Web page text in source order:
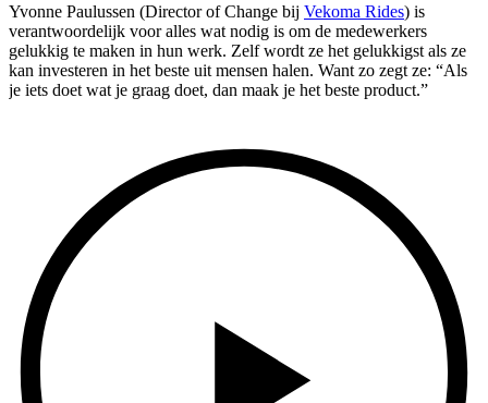
Yvonne Paulussen (Director of Change bij Vekoma Rides) is
verantwoordelijk voor alles wat nodig is om de medewerkers
gelukkig te maken in hun werk. Zelf wordt ze het gelukkigst als ze
kan investeren in het beste uit mensen halen. Want zo zegt ze: “Als
je iets doet wat je graag doet, dan maak je het beste product.”